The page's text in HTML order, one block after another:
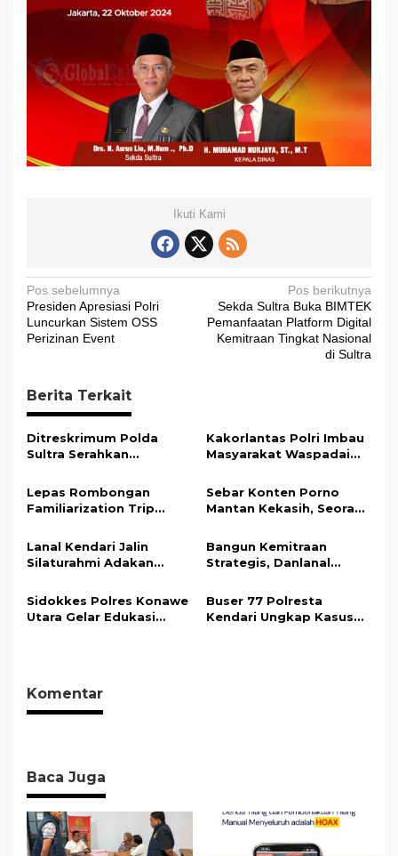
Ikuti Kami
N
a
v
g
a
s
p
o
s
Pos sebelumnya
Presiden Apresiasi Polri
Luncurkan Sistem OSS
Perizinan Event
Pos berikutnya
Sekda Sultra Buka BIMTEK
Pemanfaatan Platform Digital
Kemitraan Tingkat Nasional
di Sultra
Berita Terkait
Ditreskrimum Polda
Sultra Serahkan
Bukti Kasus Dugaan
Penyelenggaraan
Perjalanan Ibadah Umrah
Kakorlantas Polri Imbau
Masyarakat Waspadai
Baru
Lepas Rombongan
Familiarization Trip
Promosikan Wisata dan
Gerakkan Ekonomi
Sebar Konten Porno
Mantan Kekasih, Seorang
Tahun Penjara
Lanal Kendari Jalin
Silaturahmi Adakan
Bersama Insan Pers.
Bangun Kemitraan
Strategis, Danlanal
Wujudkan Informasi
Objektif dan Berimbang
Sidokkes Polres Konawe
Utara Gelar Edukasi
Sehat
Buser 77 Polresta
Kendari Ungkap Kasus
Komentar
Baca Juga